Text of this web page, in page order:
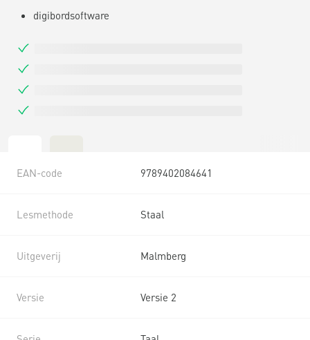
digibordsoftware
EAN-code 9789402084641
Lesmethode Staal
Uitgeverij Malmberg
Versie Versie 2